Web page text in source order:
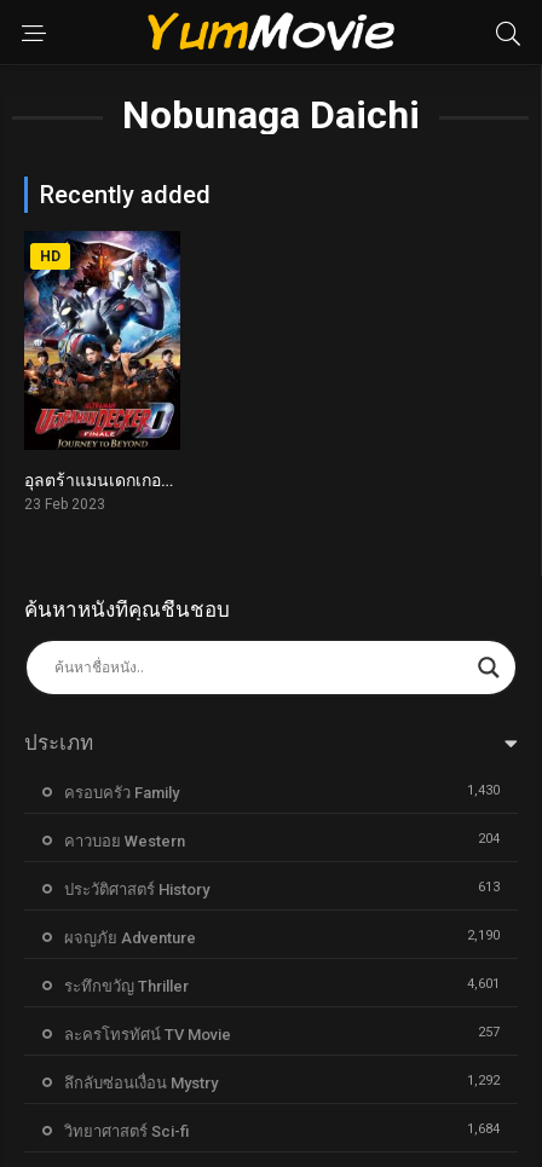
Nobunaga Daichi
Recently added
5.6
HD
อุลตร้าแมนเดกเกอร์ การเดินทางสู่อนาคต Ultraman Decker Finale: Journey to Beyond (2023)
23 Feb 2023
ค้นหาหนังที่คุณชื่นชอบ
ประเภท
ครอบครัว Family 1,430
คาวบอย Western 204
ประวัติศาสตร์ History 613
ผจญภัย Adventure 2,190
ระทึกขวัญ Thriller 4,601
ละครโทรทัศน์ TV Movie 257
ลึกลับซ่อนเงื่อน Mystry 1,292
วิทยาศาสตร์ Sci-fi 1,684